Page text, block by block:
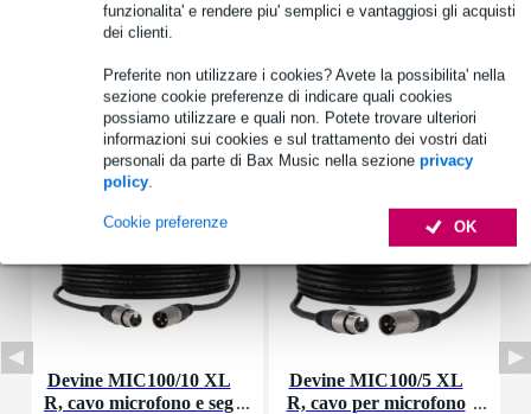
funzionalita' e rendere piu' semplici e vantaggiosi gli acquisti
dei clienti.
Preferite non utilizzare i cookies? Avete la possibilita' nella
sezione cookie preferenze di indicare quali cookies
possiamo utilizzare e quali non. Potete trovare ulteriori
informazioni sui cookies e sul trattamento dei vostri dati
personali da parte di Bax Music nella sezione privacy
policy.
OK
Cookie preferenze
Accessori (7)
Devine MIC100/10 XL
R, cavo microfono e seg
Devine MIC100/5 XL
R, cavo per microfono